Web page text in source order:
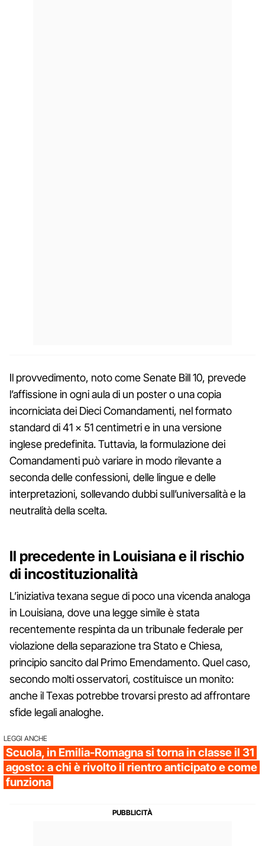
Il provvedimento, noto come Senate Bill 10, prevede
l’affissione in ogni aula di un poster o una copia
incorniciata dei Dieci Comandamenti, nel formato
standard di 41 x 51 centimetri e in una versione
inglese predefinita. Tuttavia, la formulazione dei
Comandamenti può variare in modo rilevante a
seconda delle confessioni, delle lingue e delle
interpretazioni, sollevando dubbi sull’universalità e la
neutralità della scelta.
Il precedente in Louisiana e il rischio
di incostituzionalità
L’iniziativa texana segue di poco una vicenda analoga
in Louisiana, dove una legge simile è stata
recentemente respinta da un tribunale federale per
violazione della separazione tra Stato e Chiesa,
principio sancito dal Primo Emendamento. Quel caso,
secondo molti osservatori, costituisce un monito:
anche il Texas potrebbe trovarsi presto ad affrontare
sfide legali analoghe.
LEGGI ANCHE
Scuola, in Emilia-Romagna si torna in classe il 31
agosto: a chi è rivolto il rientro anticipato e come
funziona